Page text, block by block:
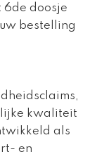
6de doosje
bestelling
kwaliteit
als
en